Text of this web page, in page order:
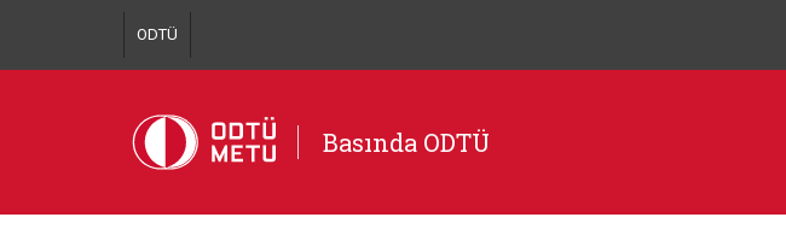
ODTÜ
Basında ODTÜ